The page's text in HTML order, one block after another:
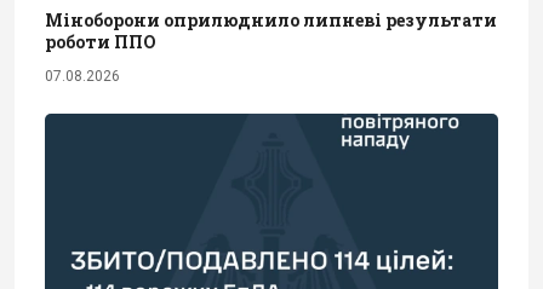
Міноборони оприлюднило липневі результати
роботи ППО
07.08.2026